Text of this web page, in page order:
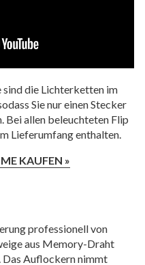
sind die Lichterketten im
Sie nur einen Stecker
Bei allen beleuchteten Flip
Lieferumfang enthalten.
KAUFEN »
professionell von
aus Memory-Draht
Das Auflockern nimmt